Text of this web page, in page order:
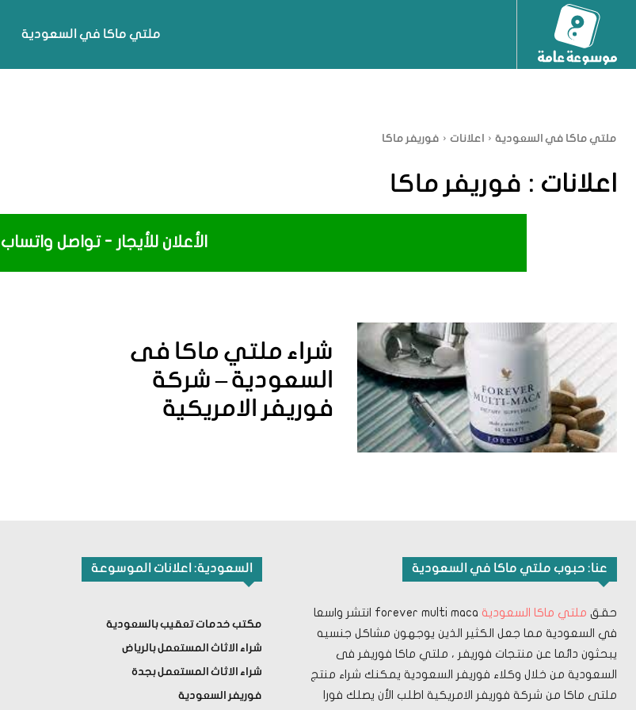
ملتي ماكا في السعودية
ملتي ماكا في السعودية اعلانات فوريفر ماكا
اعلانات : فوريفر ماكا
الأعلان للأيجار - تواصل واتساب
شراء ملتي ماكا فى
السعودية – شركة
فوريفر الامريكية
السعودية: اعلانات الموسوعة
مكتب خدمات تعقيب بالسعودية
شراء الاثاث المستعمل بالرياض
شراء الاثاث المستعمل بجدة
فوريفر السعودية
عنا: حبوب ملتي ماكا في السعودية
حقق ملتي ماكا السعودية
forever multi maca انتشر واسعا
في السعودية مما جعل الكثير الذين يوجهون مشاكل جنسيه
يبحثون دائما عن منتجات فوريفر ، ملتي ماكا فوريفر فى
السعودية من خلال وكلاء فوريفر السعودية يمكنك شراء منتج
ملتى ماكا من شركة فوريفر الامريكية اطلب الأن يصلك فورا